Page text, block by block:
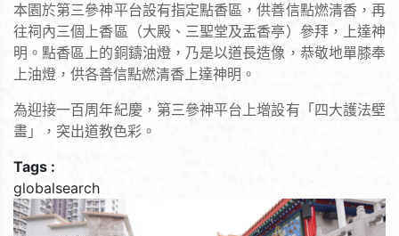
本園於第三參神平台設有指定點香區，供善信點燃清香，再
往祠內三個上香區（大殿、三聖堂及盂香亭）參拜，上達神
明。點香區上的銅鑄油燈，乃是以道長造像，恭敬地單膝奉
上油燈，供各善信點燃清香上達神明。
為迎接一百周年紀慶，第三參神平台上增設有「四大護法壁
畫」，突出道教色彩。
Tags :
globalsearch